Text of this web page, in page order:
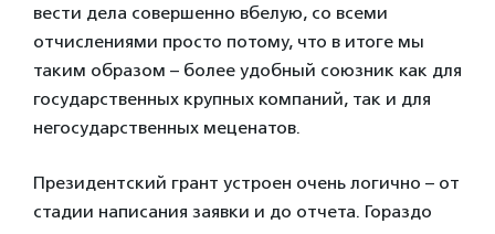
вести дела совершенно вбелую, со всеми
отчислениями просто потому, что в итоге мы
таким образом – более удобный союзник как для
государственных крупных компаний, так и для
негосударственных меценатов.
Президентский грант устроен очень логично – от
стадии написания заявки и до отчета. Гораздо